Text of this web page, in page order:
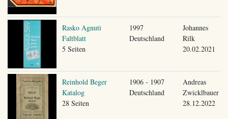
Rasko Agnuti
Faltblatt
5 Seiten
1997
Deutschland
Johannes
Rilk
20.02.2021
Reinhold Beger
Katalog
28 Seiten
1906 - 1907
Deutschland
Andreas
Zwicklbauer
28.12.2022